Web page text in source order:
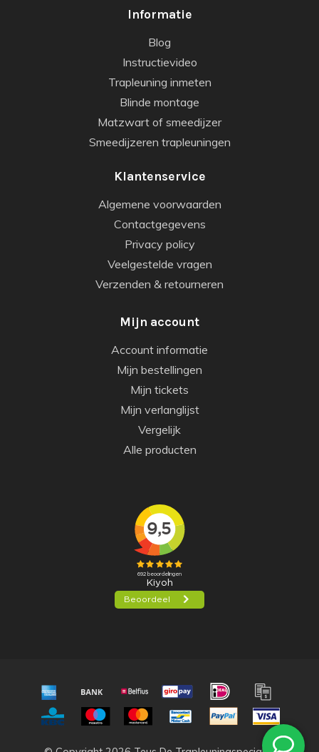
Informatie
Blog
Instructievideo
Trapleuning inmeten
Blinde montage
Matzwart of smeedijzer
Smeedijzeren trapleuningen
Klantenservice
Algemene voorwaarden
Contactgegevens
Privacy policy
Veelgestelde vragen
Verzenden & retourneren
Mijn account
Account informatie
Mijn bestellingen
Mijn tickets
Mijn verlanglijst
Vergelijk
Alle producten